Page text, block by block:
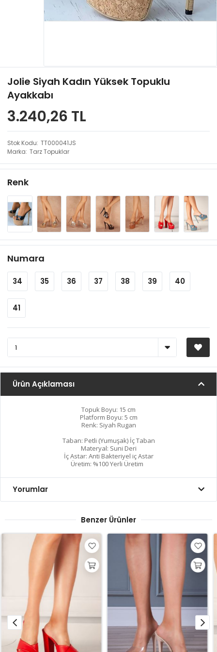
Jolie Siyah Kadın Yüksek Topuklu
Ayakkabı
3.240,26 TL
Stok Kodu TT000041JS
Marka Tarz Topuklar
Renk
Numara
34 35 36 37 38 39 40
41
Ürün Açıklaması
Topuk Boyu: 15 cm
Platform Boyu: 5 cm
Renk: Siyah Rugan
Taban: Petli (Yumuşak) İç Taban
Materyal: Suni Deri
İç Astar: Anti Bakteriyel iç Astar
Üretim: %100 Yerli Üretim
Yorumlar
Benzer Ürünler